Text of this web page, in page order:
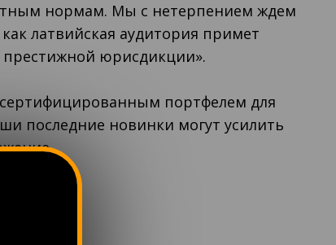
нормам. Мы с нетерпением ждем
латвийская аудитория примет
юрисдикции».
портфелем для
последние новинки могут усилить